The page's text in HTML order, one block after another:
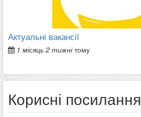
Актуальні вакансії
1 місяць 2 тижнітому
Корисні посилання